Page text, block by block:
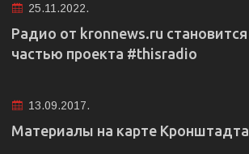
25.11.2022.
Радио от kronnews.ru становится
частью проекта #thisradio
13.09.2017.
Материалы на карте Кронштадта